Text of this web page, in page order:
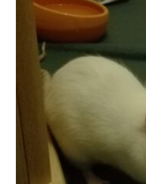
HELFEN
KONTAKT